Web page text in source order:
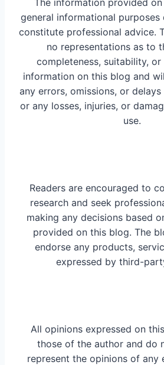
The information provided
general informational purposes
constitute professional advice.
no representations as to
completeness, suitability,
information on this blog and
any errors, omissions, or
or any losses, injuries, or
use.
Readers are encouraged to
research and seek
making any decisions based
provided on this blog. The
endorse any products,
expressed by third-
All opinions expressed on
those of the author and do
represent the opinions of any